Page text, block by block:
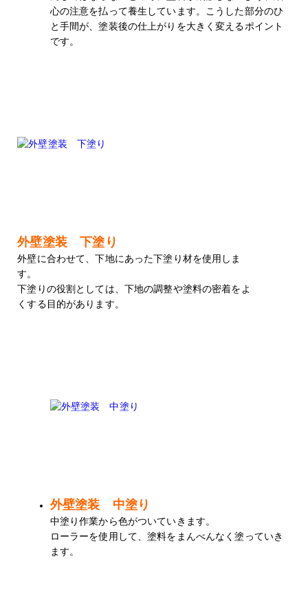
心の注意を払って養生しています。こうした部分のひ
と手間が、塗装後の仕上がりを大きく変えるポイント
です。
外壁塗装 下塗り
外壁に合わせて、下地にあった下塗り材を使用しま
す。
下塗りの役割としては、下地の調整や塗料の密着をよ
くする目的があります。
外壁塗装 中塗り
中塗り作業から色がついていきます。
ローラーを使用して、塗料をまんべんなく塗っていき
ます。